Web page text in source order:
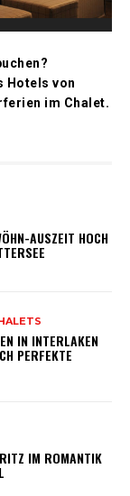
Hotels von
im Chalet.
AUSZEIT HOCH
IN INTERLAKEN
PERFEKTE
IM ROMANTIK